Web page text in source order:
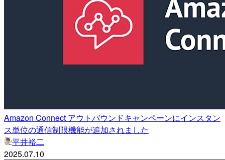
Amazon Connect アウトバウンドキャンペーンにインスタン
ス単位の通信制限機能が追加されました
平井裕二
2025.07.10